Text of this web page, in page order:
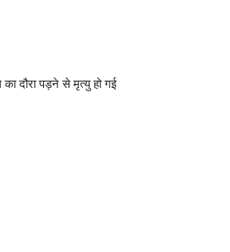
दौरा पड़ने से मृत्यु हो गई